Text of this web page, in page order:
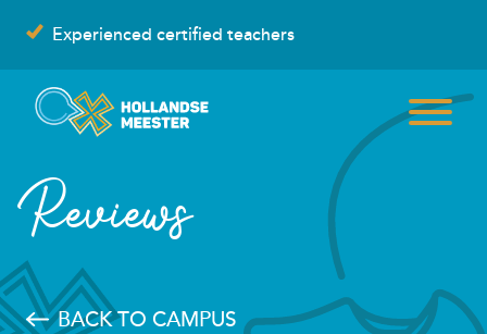
content
Experienced certified teachers
Reviews
BACK TO CAMPUS